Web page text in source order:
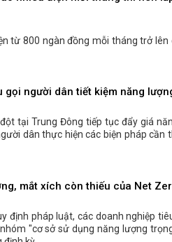
từ 800 ngàn đồng mỗi tháng trở lên
gọi người dân tiết kiệm năng
tại Trung Đông tiếp tục đẩy giá
dân thực hiện các biện pháp cần
mắt xích còn thiếu của Net
định pháp luật, các doanh nghiệp
"cơ sở sử dụng năng lượng